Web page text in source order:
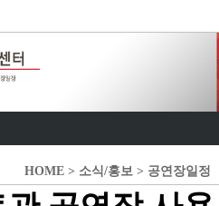
HOME > 소식/홍보 > 공연장일정